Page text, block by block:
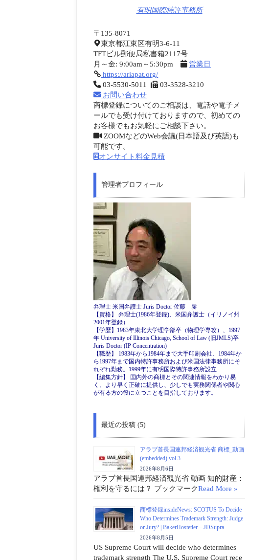
有明国際特許事務所
〒135-8071
東京都江東区有明3-6-11
TFTビル郵便局私書箱2117号
月～金: 9:00am～5:30pm
営業日
https://ariapat.org/
03-5530-5011
03-3528-3210
お問い合わせ
商標登録についてのご相談は、電話や電子メ
ールでも受け付けておりますので、初めての
お客様でもお気軽にご相談下さい。
ZOOMなどのWeb会議(日本語及び英語)も
可能です。
オンサイト料金見積
管理者プロフィール
弁理士 米国弁護士 Juris Doctor 佐藤 勝
【資格】 弁理士(1986年登録)、米国弁護士（イリノイ州
2001年登録）
【学歴】1983年東北大学理学部卒（物理学専攻）、1997
年 University of Illinois Chicago, School of Law (旧JMLS)卒
Juris Doctor (IP Concentration)
【職歴】 1983年から1984年まで大手印刷会社、1984年か
ら1997年まで国内特許事務所および米国法律事務所にそ
れぞれ勤務。1999年に有明国際特許事務所設立
【編集方針】 国内外の商標とその関連情報をわかり易
く、より早く正確に提供し、少しでも実務関係者や関心
が有る方の役に立つことを目指しております。
最近の投稿 (5)
アラブ首長国連邦経済観光省 商標_動画
(embedded) vol.3
2026年8月6日
アラブ首長国連邦経済観光省 動画 知的財産：
権利を守るには？ ブックマークRead More »
商標登録insideNews: SCOTUS To Decide
Who Determines Trademark Strength: Judge
or Jury? | BakerHostetler – JDSupra
2026年8月5日
US Supreme Court will decide who determines
trademark strength The U.S. Supreme Court rece